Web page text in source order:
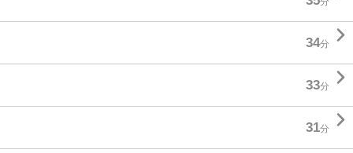
34分 
33分 
31分 